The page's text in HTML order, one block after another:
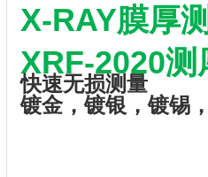
X-RAY膜厚
XRF-2020测
快速无损测量
镀金，镀银，镀锡